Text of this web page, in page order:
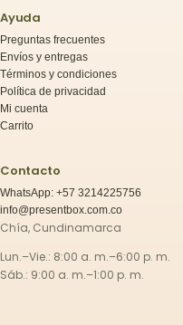
Ayuda
Preguntas frecuentes
Envíos y entregas
Términos y condiciones
Política de privacidad
Mi cuenta
Carrito
Contacto
WhatsApp: +57 3214225756
info@presentbox.com.co
Chía, Cundinamarca
Lun.–Vie.: 8:00 a. m.–6:00 p. m.
Sáb.: 9:00 a. m.–1:00 p. m.